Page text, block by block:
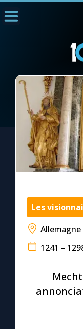
1000 Raisons
L'actualité de la
La chaîne
La vidéo de la
Le compte Tiktok
Le magazine
Les
Allemagne
1241 –